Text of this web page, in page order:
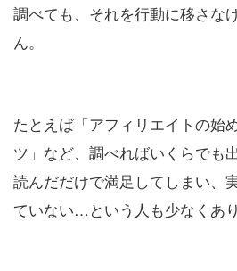
調べても、それを行動に移さな
ん。
たとえば「アフィリエイトの始
ツ」など、調べればいくらでも
読んだだけで満足してしまい、
ていない…という人も少なくあり